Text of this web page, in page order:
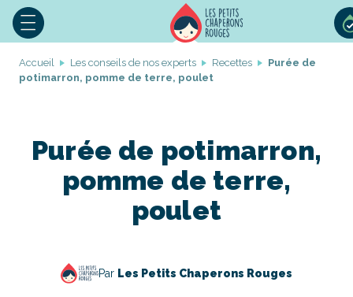
Accueil Les conseils de nos experts Recettes
Purée de
potimarron, pomme de terre, poulet
Purée de potimarron,
pomme de terre,
poulet
Par Les Petits Chaperons Rouges